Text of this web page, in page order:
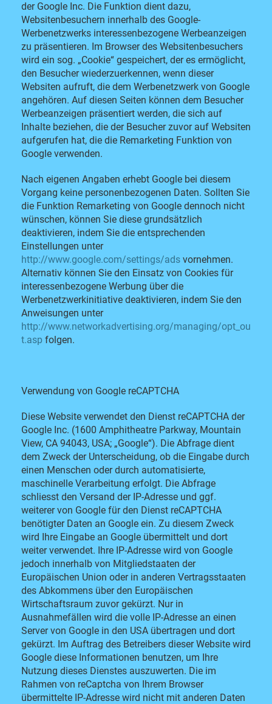
der Google Inc. Die Funktion dient dazu,
Websitenbesuchern innerhalb des Google-
Werbenetzwerks interessenbezogene Werbeanzeigen
zu präsentieren. Im Browser des Websitenbesuchers
wird ein sog. „Cookie“ gespeichert, der es ermöglicht,
den Besucher wiederzuerkennen, wenn dieser
Websiten aufruft, die dem Werbenetzwerk von Google
angehören. Auf diesen Seiten können dem Besucher
Werbeanzeigen präsentiert werden, die sich auf
Inhalte beziehen, die der Besucher zuvor auf Websiten
aufgerufen hat, die die Remarketing Funktion von
Google verwenden.
Nach eigenen Angaben erhebt Google bei diesem
Vorgang keine personenbezogenen Daten. Sollten Sie
die Funktion Remarketing von Google dennoch nicht
wünschen, können Sie diese grundsätzlich
deaktivieren, indem Sie die entsprechenden
Einstellungen unter
http://www.google.com/settings/ads vornehmen.
Alternativ können Sie den Einsatz von Cookies für
interessenbezogene Werbung über die
Werbenetzwerkinitiative deaktivieren, indem Sie den
Anweisungen unter
http://www.networkadvertising.org/managing/opt_ou
t.asp folgen.
Verwendung von Google reCAPTCHA
Diese Website verwendet den Dienst reCAPTCHA der
Google Inc. (1600 Amphitheatre Parkway, Mountain
View, CA 94043, USA; „Google“). Die Abfrage dient
dem Zweck der Unterscheidung, ob die Eingabe durch
einen Menschen oder durch automatisierte,
maschinelle Verarbeitung erfolgt. Die Abfrage
schliesst den Versand der IP-Adresse und ggf.
weiterer von Google für den Dienst reCAPTCHA
benötigter Daten an Google ein. Zu diesem Zweck
wird Ihre Eingabe an Google übermittelt und dort
weiter verwendet. Ihre IP-Adresse wird von Google
jedoch innerhalb von Mitgliedstaaten der
Europäischen Union oder in anderen Vertragsstaaten
des Abkommens über den Europäischen
Wirtschaftsraum zuvor gekürzt. Nur in
Ausnahmefällen wird die volle IP-Adresse an einen
Server von Google in den USA übertragen und dort
gekürzt. Im Auftrag des Betreibers dieser Website wird
Google diese Informationen benutzen, um Ihre
Nutzung dieses Dienstes auszuwerten. Die im
Rahmen von reCaptcha von Ihrem Browser
übermittelte IP-Adresse wird nicht mit anderen Daten